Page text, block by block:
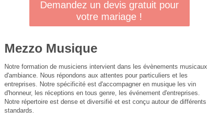
Demandez un devis gratuit pour
votre mariage !
Mezzo Musique
Notre formation de musiciens intervient dans les évènements musicaux
d'ambiance. Nous répondons aux attentes pour particuliers et les
entreprises. Notre spécificité est d'accompagner en musique les vin
d'honneur, les réceptions en tous genre, les événement d'entreprises.
Notre répertoire est dense et diversifié et est conçu autour de différents
standards.